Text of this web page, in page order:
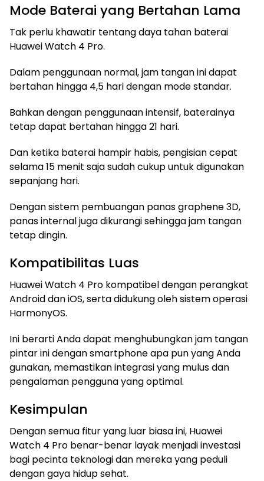
Mode Baterai yang Bertahan Lama
Tak perlu khawatir tentang daya tahan baterai
Huawei Watch 4 Pro.
Dalam penggunaan normal, jam tangan ini dapat
bertahan hingga 4,5 hari dengan mode standar.
Bahkan dengan penggunaan intensif, baterainya
tetap dapat bertahan hingga 21 hari.
Dan ketika baterai hampir habis, pengisian cepat
selama 15 menit saja sudah cukup untuk digunakan
sepanjang hari.
Dengan sistem pembuangan panas graphene 3D,
panas internal juga dikurangi sehingga jam tangan
tetap dingin.
Kompatibilitas Luas
Huawei Watch 4 Pro kompatibel dengan perangkat
Android dan iOS, serta didukung oleh sistem operasi
HarmonyOS.
Ini berarti Anda dapat menghubungkan jam tangan
pintar ini dengan smartphone apa pun yang Anda
gunakan, memastikan integrasi yang mulus dan
pengalaman pengguna yang optimal.
Kesimpulan
Dengan semua fitur yang luar biasa ini, Huawei
Watch 4 Pro benar-benar layak menjadi investasi
bagi pecinta teknologi dan mereka yang peduli
dengan gaya hidup sehat.